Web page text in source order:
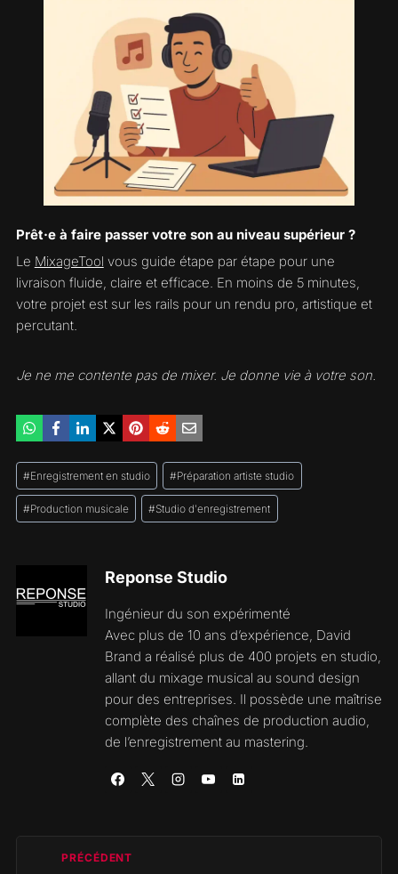
Prêt·e à faire passer votre son au niveau supérieur ?
Le MixageTool vous guide étape par étape pour une
livraison fluide, claire et efficace. En moins de 5 minutes,
votre projet est sur les rails pour un rendu pro, artistique et
percutant.
Je ne me contente pas de mixer. Je donne vie à votre son.
Étiquettes
de
la
#Enregistrement en studio #Préparation artiste studio
#Production musicale #Studio d'enregistrement
Reponse Studio
Ingénieur du son expérimenté
Avec plus de 10 ans d’expérience, David
Brand a réalisé plus de 400 projets en studio,
allant du mixage musical au sound design
pour des entreprises. Il possède une maîtrise
complète des chaînes de production audio,
de l’enregistrement au mastering.
PRÉCÉDENT